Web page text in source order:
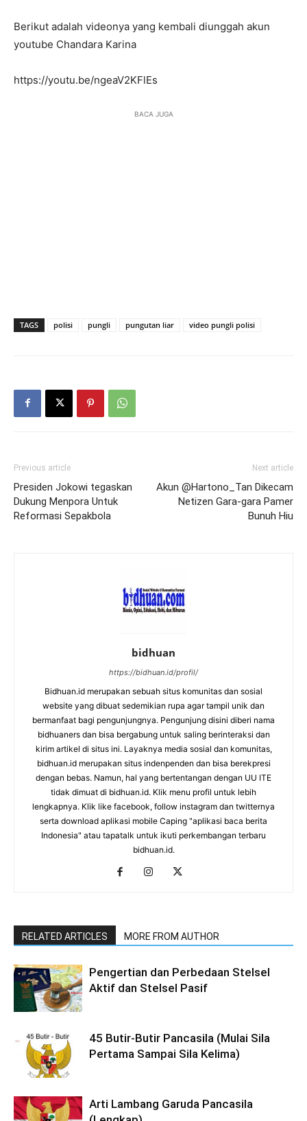
Berikut adalah videonya yang kembali diunggah akun
youtube Chandara Karina
https://youtu.be/ngeaV2KFlEs
BACA JUGA
TAGS polisi pungli pungutan liar video pungli polisi
Previous article
Presiden Jokowi tegaskan
Dukung Menpora Untuk
Reformasi Sepakbola
Next article
Akun @Hartono_Tan Dikecam
Netizen Gara-gara Pamer
Bunuh Hiu
bidhuan
https://bidhuan.id/profil/
Bidhuan.id merupakan sebuah situs komunitas dan sosial
website yang dibuat sedemikian rupa agar tampil unik dan
bermanfaat bagi pengunjungnya. Pengunjung disini diberi nama
bidhuaners dan bisa bergabung untuk saling berinteraksi dan
kirim artikel di situs ini. Layaknya media sosial dan komunitas,
bidhuan.id merupakan situs indenpenden dan bisa berekpresi
dengan bebas. Namun, hal yang bertentangan dengan UU ITE
tidak dimuat di bidhuan.id. Klik menu profil untuk lebih
lengkapnya. Klik like facebook, follow instagram dan twitternya
serta download aplikasi mobile Caping "aplikasi baca berita
Indonesia" atau tapatalk untuk ikuti perkembangan terbaru
bidhuan.id.
RELATED ARTICLES MORE FROM AUTHOR
Pengertian dan Perbedaan Stelsel
Aktif dan Stelsel Pasif
45 Butir-Butir Pancasila (Mulai Sila
Pertama Sampai Sila Kelima)
Arti Lambang Garuda Pancasila